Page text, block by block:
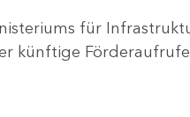
für
künftige Förderaufrufe